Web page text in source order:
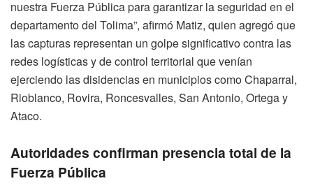
nuestra Fuerza Pública para garantizar la seguridad en el
departamento del Tolima”, afirmó Matiz, quien agregó que
las capturas representan un golpe significativo contra las
redes logísticas y de control territorial que venían
ejerciendo las disidencias en municipios como Chaparral,
Rioblanco, Rovira, Roncesvalles, San Antonio, Ortega y
Ataco.
Autoridades confirman presencia total de la
Fuerza Pública